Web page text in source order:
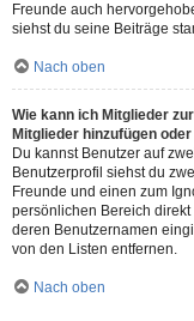
Freunde auch
siehst du seine Beiträge
Nach oben
Wie kann ich Mitglieder
Mitglieder hinzufügen
Du kannst Benutzer auf
Benutzerprofil siehst du
Freunde und einen zum
persönlichen Bereich
deren Benutzernamen
von den Listen entfernen.
Nach oben